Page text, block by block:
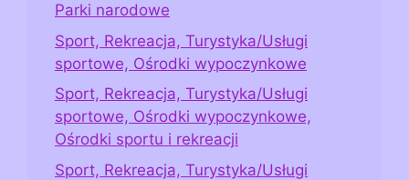
Parki narodowe
Sport, Rekreacja, Turystyka/Usługi
sportowe, Ośrodki wypoczynkowe
Sport, Rekreacja, Turystyka/Usługi
sportowe, Ośrodki wypoczynkowe,
Ośrodki sportu i rekreacji
Sport, Rekreacja, Turystyka/Usługi